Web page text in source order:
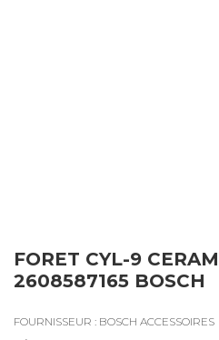
FORET CYL-9
2608587165 BOSCH
FOURNISSEUR : BOSCH ACCESSOIRES